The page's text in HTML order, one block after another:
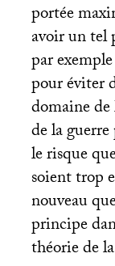
portée
avoir un tel
par
pour éviter
domaine
de la
le risque
soient trop
nouveau
principe
théorie de